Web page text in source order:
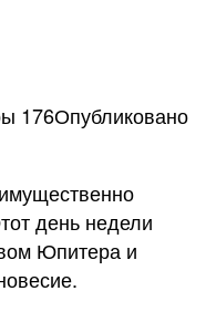
176Опубликовано
день недели
Юпитера и